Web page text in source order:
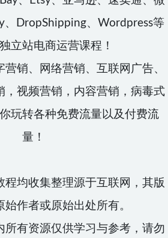
DropShipping、Wordpress等
立站电商运营课程！
销、网络营销、互联网广告、
，视频营销，内容营销，病毒式
玩转各种免费流量以及付费流
量！
程均收集整理源于互联网，其版
作者或原始出处所有。
所有资源仅供学习与参考，请勿